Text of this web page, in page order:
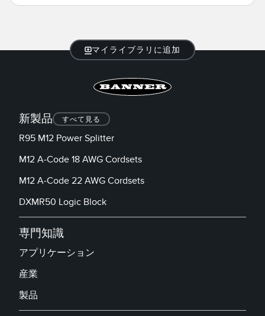
マイライブラリに追加
新製品 すべて見る
R95 M12 Power Splitter
M12 A-Code 18 AWG Cordsets
M12 A-Code 22 AWG Cordsets
DXMR50 Logic Block
専門知識
アプリケーション
産業
製品